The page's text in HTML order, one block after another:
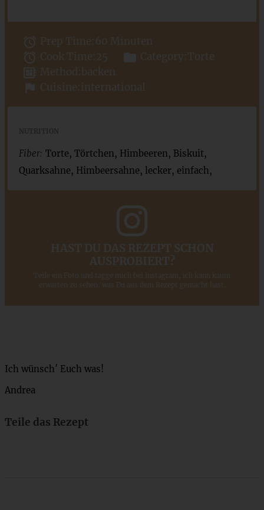
Prep Time: 60 Minuten
Cook Time: 25 Category: Torte
Method:
backen
Cuisine:
international
Fiber: Torte, Törtchen, Himbeeren, Biskuit,
Quarksahne, Himbeersahne, lecker, einfach,
HAST DU DAS REZEPT SCHON
AUSPROBIERT?
Teile ein Foto und tagge mich bei Instagram, ich kann kaum
erwarten zu sehen, was Du aus dem Rezept gemacht hast.
Ich wünsch′ Euch was!
Andrea
Teile das Rezept